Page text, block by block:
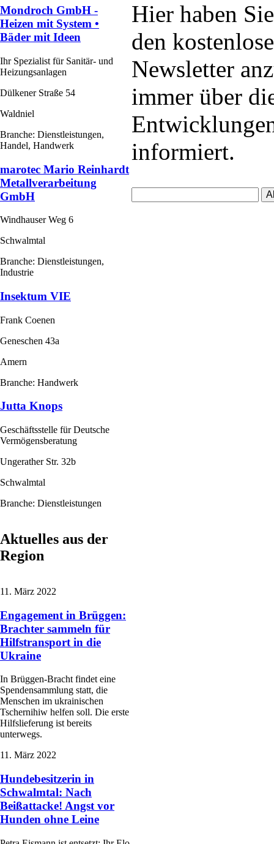
Mondroch GmbH -
Heizen mit System •
Bäder mit Ideen
Ihr Spezialist für Sanitär- und
Heizungsanlagen
Dülkener Straße 54
Waldniel
Branche: Dienstleistungen,
Handel, Handwerk
marotec Mario Reinhardt
Metallverarbeitung
GmbH
Windhauser Weg 6
Schwalmtal
Branche: Dienstleistungen,
Industrie
Insektum VIE
Frank Coenen
Geneschen 43a
Amern
Branche: Handwerk
Jutta Knops
Geschäftsstelle für Deutsche
Vermögensberatung
Ungerather Str. 32b
Schwalmtal
Branche: Dienstleistungen
Aktuelles aus der
Region
11. März 2022
Engagement in Brüggen:
Brachter sammeln für
Hilfstransport in die
Ukraine
In Brüggen-Bracht findet eine
Spendensammlung statt, die
Menschen im ukrainischen
Tschernihiw helfen soll. Die erste
Hilfslieferung ist bereits
unterwegs.
11. März 2022
Hundebesitzerin in
Schwalmtal: Nach
Beißattacke! Angst vor
Hunden ohne Leine
Hier haben
den
Newsletter
immer über
informiert.